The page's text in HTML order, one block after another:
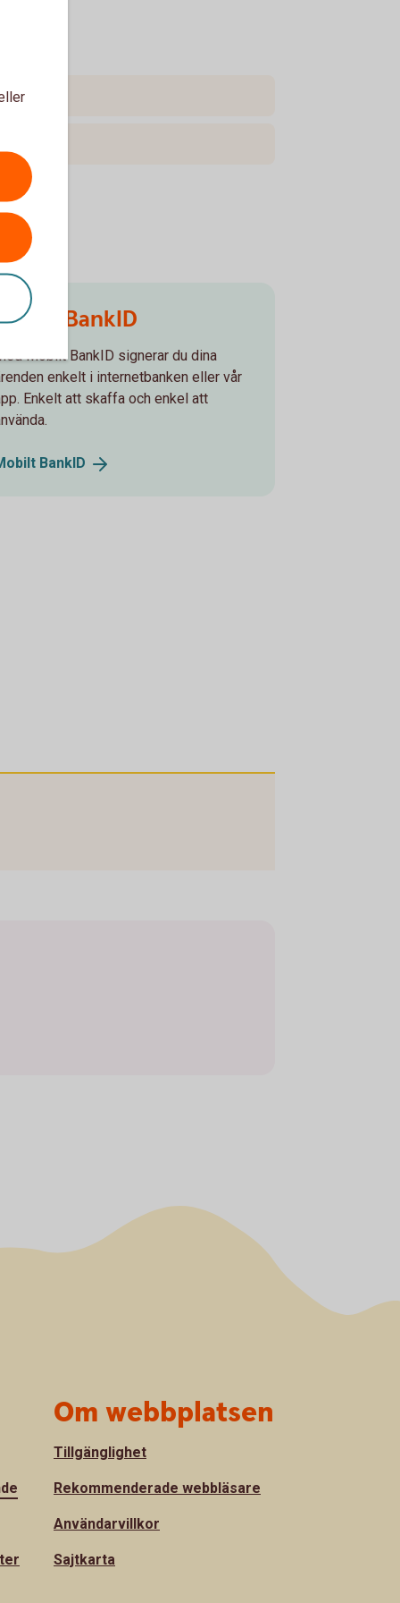
BankID
Mobilt BankID signerar du dina
enkelt i internetbanken eller vår
Enkelt att skaffa och enkel att
BankID
Om webbplatsen
Tillgänglighet
Rekommenderade webbläsare
Användarvillkor
Sajtkarta